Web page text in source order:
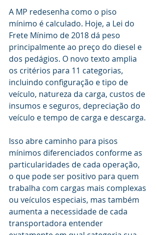
A MP redesenha como o piso
mínimo é calculado. Hoje, a Lei do
Frete Mínimo de 2018 dá peso
principalmente ao preço do diesel e
dos pedágios. O novo texto amplia
os critérios para 11 categorias,
incluindo configuração e tipo de
veículo, natureza da carga, custos de
insumos e seguros, depreciação do
veículo e tempo de carga e descarga.
Isso abre caminho para pisos
mínimos diferenciados conforme as
particularidades de cada operação,
o que pode ser positivo para quem
trabalha com cargas mais complexas
ou veículos especiais, mas também
aumenta a necessidade de cada
transportadora entender